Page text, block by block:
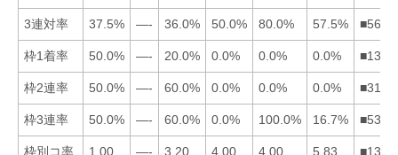
3連対率 37.5% —- 36.0% 50.0% 80.0% 57.5%
枠1着率 50.0% —- 20.0% 0.0% 0.0% 0.0%
枠2連率 50.0% —- 60.0% 0.0% 0.0% 0.0%
枠3連率 50.0% —- 60.0% 0.0% 100.0% 16.7%
枠別コ率 1.00 —- 3.20 4.00 4.00 5.83